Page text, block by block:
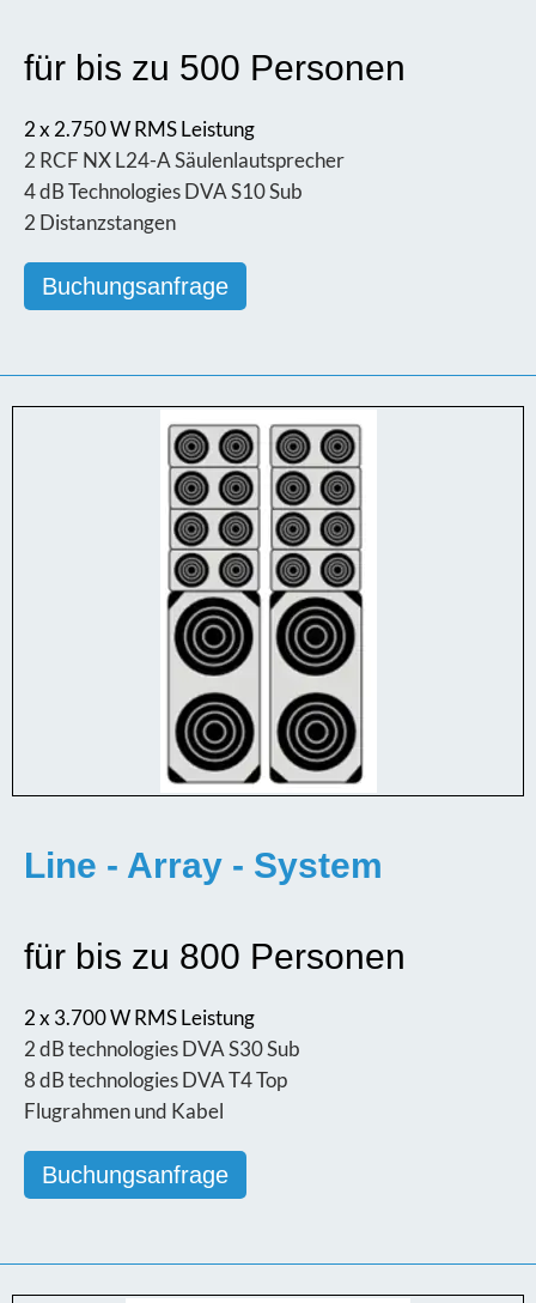
für bis zu 500 Personen
2 x 2.750 W RMS Leistung
2 RCF NX L24-A Säulenlautsprecher
4 dB Technologies DVA S10 Sub
2 Distanzstangen
Buchungsanfrage
Line - Array - System
für bis zu 800 Personen
2 x 3.700 W RMS Leistung
2 dB technologies DVA S30 Sub
8 dB technologies DVA T4 Top
Flugrahmen und Kabel
Buchungsanfrage